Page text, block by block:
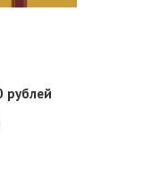
рублей